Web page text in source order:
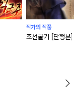
작가의 작품
조선굴기 [단행본]